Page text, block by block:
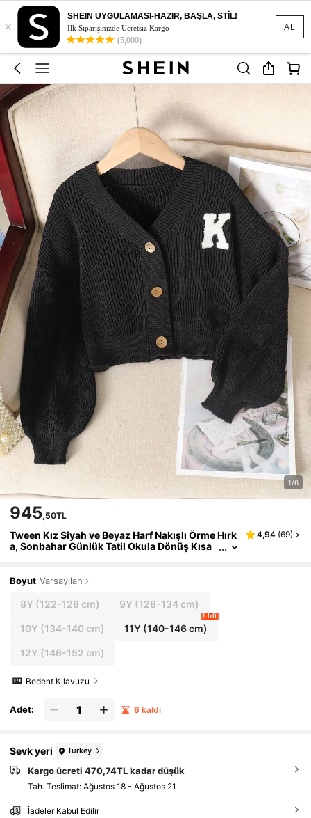
AL
×
SHEIN UYGULAMASI-HAZIR, BAŞLA, STİL!
İlk Siparişinizde Ücretsiz Kargo
(5,000)
1/6
945,50TL
Tween Kız Siyah ve Beyaz Harf Nakışlı Örme Hırk
a, Sonbahar Günlük Tatil Okula Dönüş Kısa
4,94 (69)
Boyut Varsayılan
8Y (122-128 cm) 9Y (128-134 cm)
10Y (134-140 cm) 11Y (140-146 cm)
6 left
12Y (146-152 cm)
Bedent Kılavuzu
Adet: 6 kaldı
Sevk yeri Turkey
Kargo ücreti 470,74TL kadar düşük
Tah. Teslimat: Ağustos 18 - Ağustos 21
İadeler Kabul Edilir